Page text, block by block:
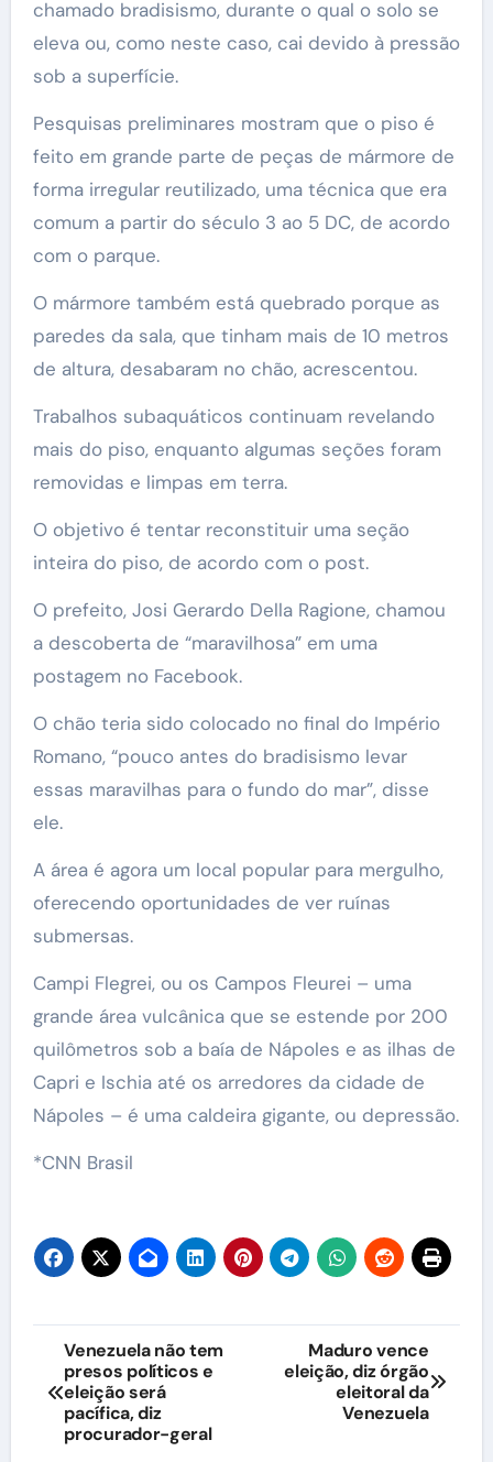
chamado bradisismo, durante o qual o solo se
eleva ou, como neste caso, cai devido à pressão
sob a superfície.
Pesquisas preliminares mostram que o piso é
feito em grande parte de peças de mármore de
forma irregular reutilizado, uma técnica que era
comum a partir do século 3 ao 5 DC, de acordo
com o parque.
O mármore também está quebrado porque as
paredes da sala, que tinham mais de 10 metros
de altura, desabaram no chão, acrescentou.
Trabalhos subaquáticos continuam revelando
mais do piso, enquanto algumas seções foram
removidas e limpas em terra.
O objetivo é tentar reconstituir uma seção
inteira do piso, de acordo com o post.
O prefeito, Josi Gerardo Della Ragione, chamou
a descoberta de “maravilhosa” em uma
postagem no Facebook.
O chão teria sido colocado no final do Império
Romano, “pouco antes do bradisismo levar
essas maravilhas para o fundo do mar”, disse
ele.
A área é agora um local popular para mergulho,
oferecendo oportunidades de ver ruínas
submersas.
Campi Flegrei, ou os Campos Fleurei – uma
grande área vulcânica que se estende por 200
quilômetros sob a baía de Nápoles e as ilhas de
Capri e Ischia até os arredores da cidade de
Nápoles – é uma caldeira gigante, ou depressão.
*CNN Brasil
Navegação
de
Post
Venezuela não tem
presos políticos e
eleição será
pacífica, diz
procurador-geral
Maduro vence
eleição, diz órgão
eleitoral da
Venezuela